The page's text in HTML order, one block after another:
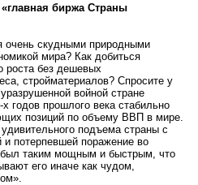
биржа Страны
скудными природными
мира? Как добиться
роста без дешевых
стройматериалов? Спросите у
войной стране
годов прошлого века стабильно
позиций по объему ВВП в мире.
подъема страны с
и потерпевшей поражение во
таким мощным и быстрым, что
его иначе как чудом,